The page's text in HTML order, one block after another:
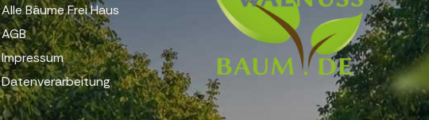
Alle Bäume Frei Haus
AGB
Impressum
Datenverarbeitung